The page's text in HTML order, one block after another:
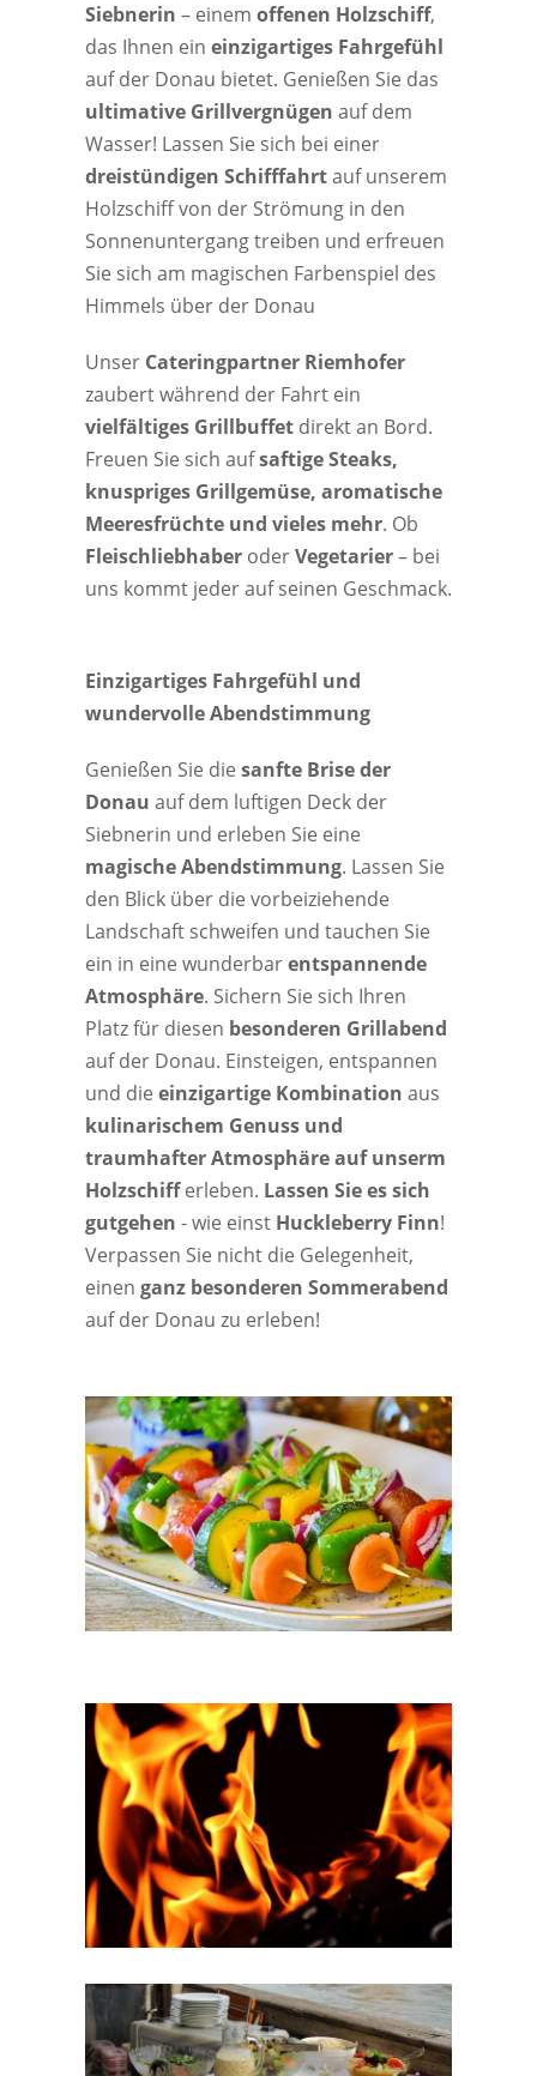
Siebnerin – einem offenen Holzschiff,
das Ihnen ein einzigartiges Fahrgefühl
auf der Donau bietet. Genießen Sie das
ultimative Grillvergnügen auf dem
Wasser! Lassen Sie sich bei einer
dreistündigen Schifffahrtauf unserem
Holzschiff von der Strömung in den
Sonnenuntergang treiben und erfreuen
Sie sich am magischen Farbenspiel des
Himmels über der Donau
Unser Cateringpartner Riemhofer
zaubert während der Fahrt ein
vielfältiges Grillbuffetdirekt an Bord.
Freuen Sie sich aufsaftige Steaks,
knuspriges Grillgemüse, aromatische
Meeresfrüchte und vieles mehr. Ob
FleischliebhaberoderVegetarier– bei
uns kommt jeder auf seinen Geschmack.
Einzigartiges Fahrgefühl und
wundervolle Abendstimmung
Genießen Sie die sanfte Brise der
Donau auf dem luftigen Deck der
Siebnerin und erleben Sie eine
magische Abendstimmung. Lassen Sie
den Blick über die vorbeiziehende
Landschaft schweifen und tauchen Sie
ein in eine wunderbarentspannende
Atmosphäre. Sichern Sie sich Ihren
Platz für diesen besonderen Grillabend
auf der Donau. Einsteigen, entspannen
und die einzigartige Kombination aus
kulinarischem Genuss und
traumhafter Atmosphäre auf unserm
Holzschifferleben. Lassen Sie es sich
gutgehen - wie einst Huckleberry Finn!
Verpassen Sie nicht die Gelegenheit,
einen ganz besonderen Sommerabend
auf der Donau zu erleben!